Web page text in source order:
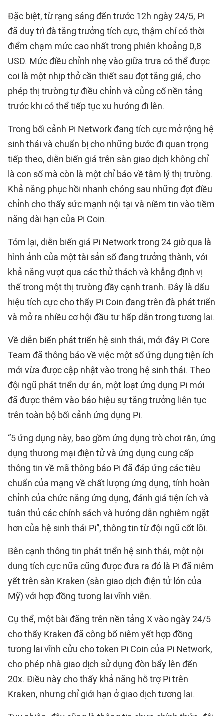
Đặc biệt, từ rạng sáng đến trước 12h ngày 24/5, Pi
đã duy trì đà tăng trưởng tích cực, thậm chí có thời
điểm chạm mức cao nhất trong phiên khoảng 0,8
USD. Mức điều chỉnh nhẹ vào giữa trưa có thể được
coi là một nhịp thở cần thiết sau đợt tăng giá, cho
phép thị trường tự điều chỉnh và củng cố nền tảng
trước khi có thể tiếp tục xu hướng đi lên.
Trong bối cảnh Pi Network đang tích cực mở rộng hệ
sinh thái và chuẩn bị cho những bước đi quan trọng
tiếp theo, diễn biến giá trên sàn giao dịch không chỉ
là con số mà còn là một chỉ báo về tâm lý thị trường.
Khả năng phục hồi nhanh chóng sau những đợt điều
chỉnh cho thấy sức mạnh nội tại và niềm tin vào tiềm
năng dài hạn của Pi Coin.
Tóm lại, diễn biến giá Pi Network trong 24 giờ qua là
hình ảnh của một tài sản số đang trưởng thành, với
khả năng vượt qua các thử thách và khẳng định vị
thế trong một thị trường đầy cạnh tranh. Đây là dấu
hiệu tích cực cho thấy Pi Coin đang trên đà phát triển
và mở ra nhiều cơ hội đầu tư hấp dẫn trong tương lai.
Về diễn biến phát triển hệ sinh thái, mới đây Pi Core
Team đã thông báo về việc một số ứng dụng tiện ích
mới vừa được cập nhật vào trong hệ sinh thái. Theo
đội ngũ phát triển dự án, một loạt ứng dụng Pi mới
đã được thêm vào báo hiệu sự tăng trưởng liên tục
trên toàn bộ bối cảnh ứng dụng Pi.
“5 ứng dụng này, bao gồm ứng dụng trò chơi rắn, ứng
dụng thương mại điện tử và ứng dụng cung cấp
thông tin về mã thông báo Pi đã đáp ứng các tiêu
chuẩn của mạng về chất lượng ứng dụng, tính hoàn
chỉnh của chức năng ứng dụng, đánh giá tiện ích và
tuân thủ các chính sách và hướng dẫn nghiêm ngặt
hơn của hệ sinh thái Pi”, thông tin từ đội ngũ cốt lõi.
Bên cạnh thông tin phát triển hệ sinh thái, một nội
dung tích cực nữa cũng được đưa ra đó là Pi đã niêm
yết trên sàn Kraken (sàn giao dịch điện tử lớn của
Mỹ) với hợp đồng tương lai vĩnh viễn.
Cụ thể, một bài đăng trên nền tảng X vào ngày 24/5
cho thấy Kraken đã công bố niêm yết hợp đồng
tương lai vĩnh cửu cho token Pi Coin của Pi Network,
cho phép nhà giao dịch sử dụng đòn bẩy lên đến
20x. Điều này cho thấy khả năng hỗ trợ Pi trên
Kraken, nhưng chỉ giới hạn ở giao dịch tương lai.